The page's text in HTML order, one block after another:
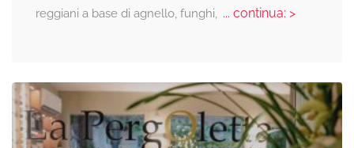
reggiani a base di agnello, funghi, ... continua: >